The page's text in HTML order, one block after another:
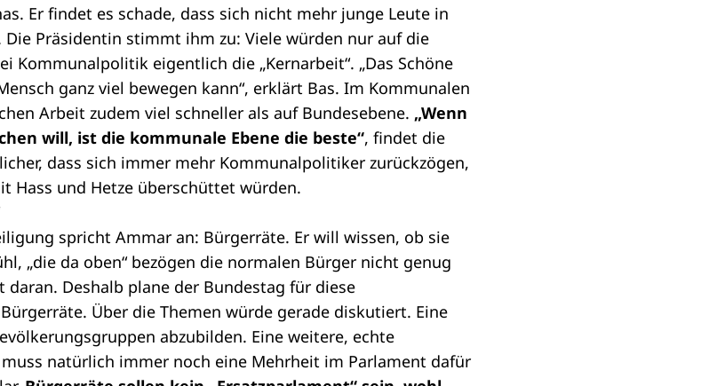
Er findet es schade, dass sich nicht mehr junge Leute in
Präsidentin stimmt ihm zu: Viele würden nur auf die
Kommunalpolitik eigentlich die „Kernarbeit“. „Das Schöne
ganz viel bewegen kann“, erklärt Bas. Im Kommunalen
Arbeit zudem viel schneller als auf Bundesebene. „Wenn
will, ist die kommunale Ebene die beste“, findet die
dass sich immer mehr Kommunalpolitiker zurückzögen,
Hass und Hetze überschüttet würden.
spricht Ammar an: Bürgerräte. Er will wissen, ob sie
„die da oben“ bezögen die normalen Bürger nicht genug
daran. Deshalb plane der Bundestag für diese
Über die Themen würde gerade diskutiert. Eine
abzubilden. Eine weitere, echte
muss natürlich immer noch eine Mehrheit im Parlament dafür